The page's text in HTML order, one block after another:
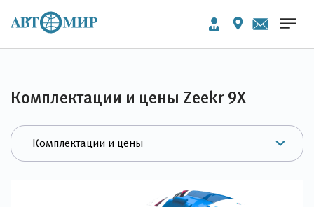
Комплектации и цены Zeekr 9X